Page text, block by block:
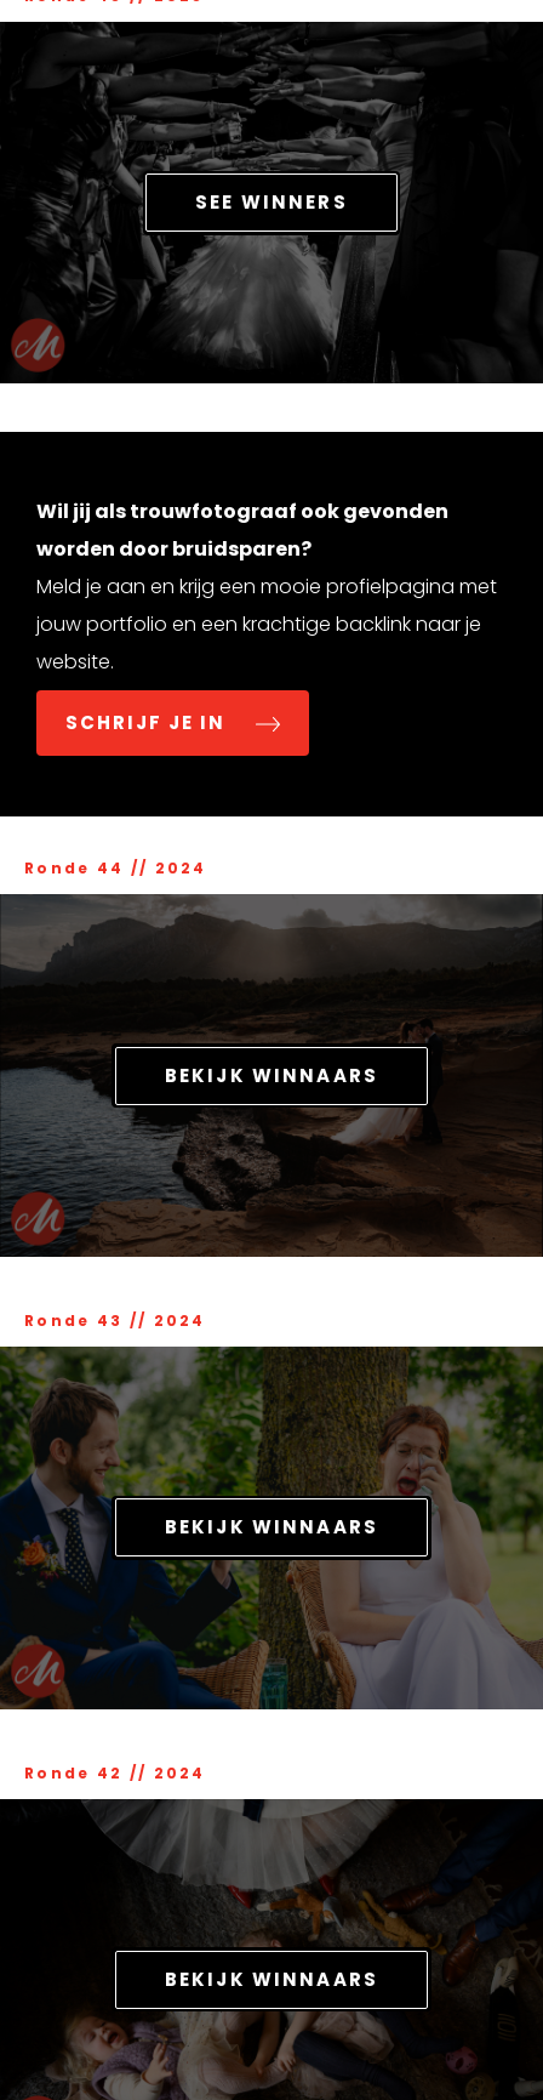
SEE WINNERS
Wil jij als trouwfotograaf ook gevonden
worden door bruidsparen?
Meld je aan en krijg een mooie profielpagina met
jouw portfolio en een krachtige backlink naar je
website.
SCHRIJF JE IN
Ronde 44 // 2024
BEKIJK WINNAARS
Ronde 43 // 2024
BEKIJK WINNAARS
Ronde 42 // 2024
BEKIJK WINNAARS